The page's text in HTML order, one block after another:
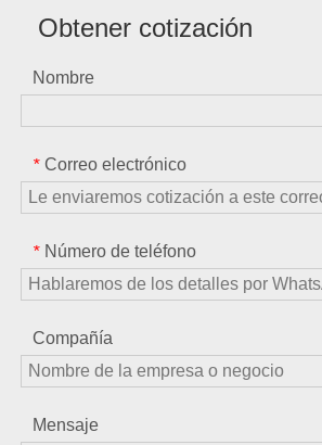
Obtener cotización
Nombre
* Correo electrónico
* Número de teléfono
Compañía
Mensaje